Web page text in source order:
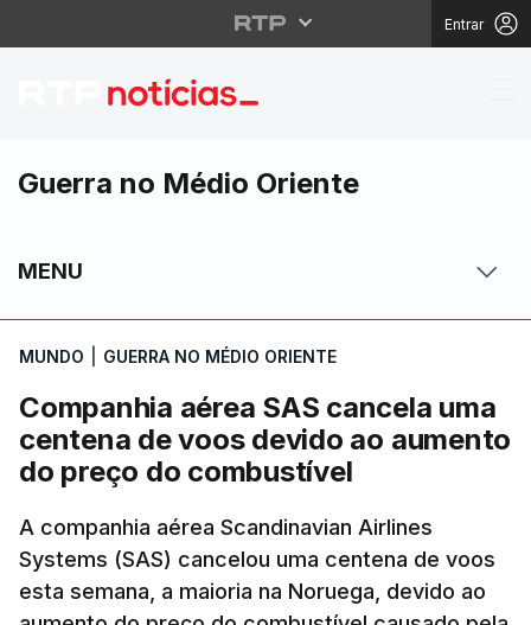
Entrar
Companhia aérea
Guerra no Médio Oriente
MENU
MUNDO GUERRA NO MÉDIO ORIENTE
Companhia aérea SAS cancela uma
centena de voos devido ao aumento
do preço do combustível
A companhia aérea Scandinavian Airlines
Systems (SAS) cancelou uma centena de voos
esta semana, a maioria na Noruega, devido ao